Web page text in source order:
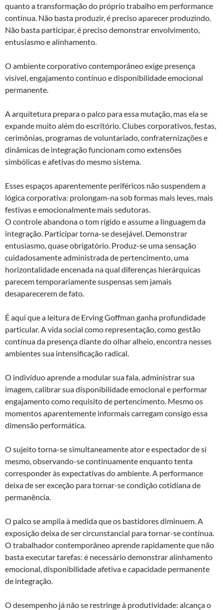
quanto a transformação do próprio trabalho em performance
contínua. Não basta produzir, é preciso aparecer produzindo.
Não basta participar, é preciso demonstrar envolvimento,
entusiasmo e alinhamento.
O ambiente corporativo contemporâneo exige presença
visível, engajamento contínuo e disponibilidade emocional
permanente.
A arquitetura prepara o palco para essa mutação, mas ela se
expande muito além do escritório. Clubes corporativos, festas,
cerimônias, programas de voluntariado, confraternizações e
dinâmicas de integração funcionam como extensões
simbólicas e afetivas do mesmo sistema.
Esses espaços aparentemente periféricos não suspendem a
lógica corporativa: prolongam-na sob formas mais leves, mais
festivas e emocionalmente mais sedutoras.
O controle abandona o tom rígido e assume a linguagem da
integração. Participar torna-se desejável. Demonstrar
entusiasmo, quase obrigatório. Produz-se uma sensação
cuidadosamente administrada de pertencimento, uma
horizontalidade encenada na qual diferenças hierárquicas
parecem temporariamente suspensas sem jamais
desaparecerem de fato.
É aqui que a leitura de Erving Goffman ganha profundidade
particular. A vida social como representação, como gestão
contínua da presença diante do olhar alheio, encontra nesses
ambientes sua intensificação radical.
O indivíduo aprende a modular sua fala, administrar sua
imagem, calibrar sua disponibilidade emocional e performar
engajamento como requisito de pertencimento. Mesmo os
momentos aparentemente informais carregam consigo essa
dimensão performática.
O sujeito torna-se simultaneamente ator e espectador de si
mesmo, observando-se continuamente enquanto tenta
corresponder às expectativas do ambiente. A performance
deixa de ser exceção para tornar-se condição cotidiana de
permanência.
O palco se amplia à medida que os bastidores diminuem. A
exposição deixa de ser circunstancial para tornar-se contínua.
O trabalhador contemporâneo aprende rapidamente que não
basta executar tarefas: é necessário demonstrar alinhamento
emocional, disponibilidade afetiva e capacidade permanente
de integração.
O desempenho já não se restringe à produtividade: alcança o